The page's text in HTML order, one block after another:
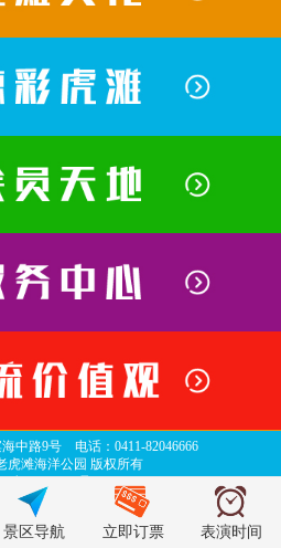
中路9号 电话：0411-82046666
虎滩海洋公园 版权所有
top
景区导航 立即订票 表演时间